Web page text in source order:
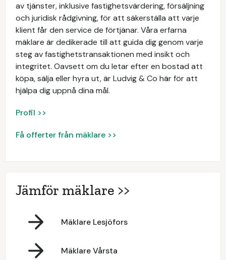
av tjänster, inklusive fastighetsvärdering, försäljning
och juridisk rådgivning, för att säkerställa att varje
klient får den service de förtjänar. Våra erfarna
mäklare är dedikerade till att guida dig genom varje
steg av fastighetstransaktionen med insikt och
integritet. Oavsett om du letar efter en bostad att
köpa, sälja eller hyra ut, är Ludvig & Co här för att
hjälpa dig uppnå dina mål.
Profil >>
Få offerter från mäklare >>
Jämför mäklare >>
Mäklare Lesjöfors
Mäklare Vårsta